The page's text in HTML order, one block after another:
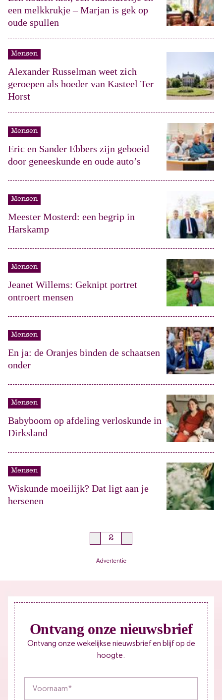
een melkkrukje – Marjan is gek op
oude spullen
Mensen
Alexander Russelman weet zich
geroepen als hoeder van Kasteel Ter
Horst
Mensen
Eric en Sander Ebbers zijn geboeid
door geneeskunde en oude auto’s
Mensen
Meester Mosterd: een begrip in
Harskamp
Mensen
Jeanet Willems: Geknipt portret
ontroert mensen
Mensen
En ja: de Oranjes binden de schaatsen
onder
Mensen
Babyboom op afdeling verloskunde in
Dirksland
Mensen
Wiskunde moeilijk? Dat ligt aan je
hersenen
Advertentie
Ontvang onze nieuwsbrief
Ontvang onze wekelijkse nieuwsbrief en blijf op de
hoogte.